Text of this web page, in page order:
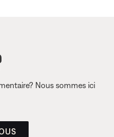
Nous sommes ici